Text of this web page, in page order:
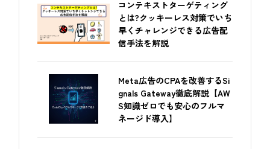
コンテキストターゲティング
とは?クッキーレス対策でいち
早くチャレンジできる広告配
信手法を解説
Meta広告のCPAを改善するSi
gnals Gateway徹底解説【AW
S知識ゼロでも安心のフルマ
ネージド導入】